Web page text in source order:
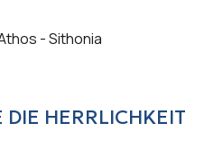
- Sithonia
DIE HERRLICHKEIT